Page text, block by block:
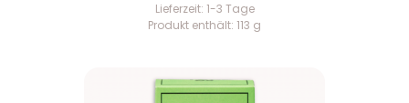
Lieferzeit: 1-3 Tage
Produkt enthält: 113 g